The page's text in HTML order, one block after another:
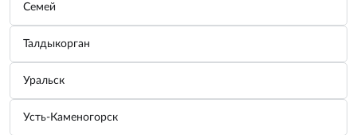
Семей
Талдыкорган
Уральск
Усть-Каменогорск